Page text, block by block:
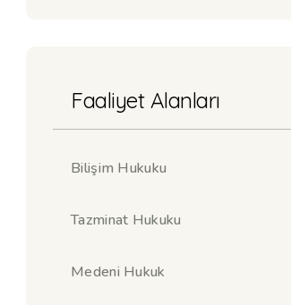
Faaliyet Alanları
Bilişim Hukuku
Tazminat Hukuku
Medeni Hukuk